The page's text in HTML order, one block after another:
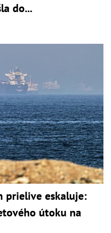
do...
prielive eskaluje:
útoku na